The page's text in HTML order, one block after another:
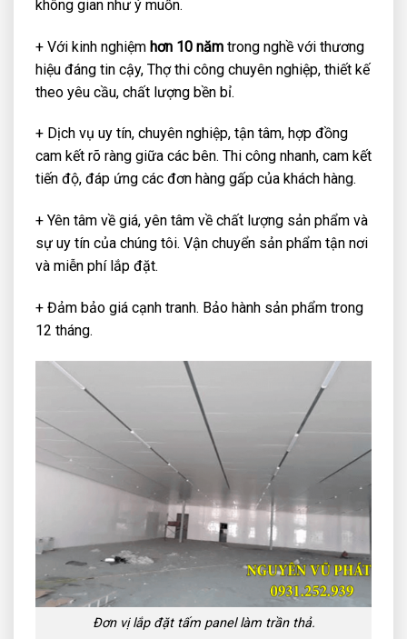
không gian như ý muốn.
+ Với kinh nghiệm hơn 10 năm trong nghề với thương
hiệu đáng tin cậy, Thợ thi công chuyên nghiệp, thiết kế
theo yêu cầu, chất lượng bền bỉ.
+ Dịch vụ uy tín, chuyên nghiệp, tận tâm, hợp đồng
cam kết rõ ràng giữa các bên. Thi công nhanh, cam kết
tiến độ, đáp ứng các đơn hàng gấp của khách hàng.
+ Yên tâm về giá, yên tâm về chất lượng sản phẩm và
sự uy tín của chúng tôi. Vận chuyển sản phẩm tận nơi
và miễn phí lắp đặt.
+ Đảm bảo giá cạnh tranh. Bảo hành sản phẩm trong
12 tháng.
Đơn vị lắp đặt tấm panel làm trần thả.